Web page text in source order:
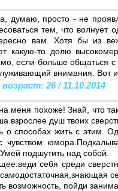
думаю, просто - не
тем, что
вам. Хотя бы из
какую-то долю
если больше общаться с
внимания. Вот
26 / 11.10.2014
меня похоже! Знай, что
взрослее душ твоих
о способах жить с этим.
чувством
подшутить над собой.
себя среди
возможность, пойди